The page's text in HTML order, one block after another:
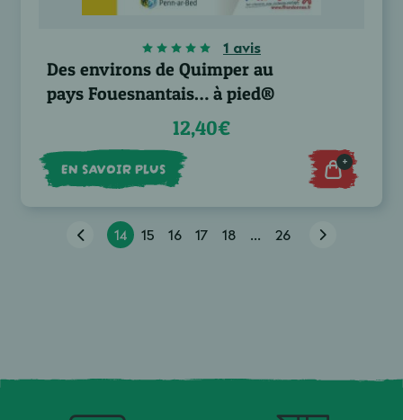
1 avis
Des environs de Quimper au
pays Fouesnantais… à pied®
12,40€
EN SAVOIR PLUS +
14 15 16 17 18 ... 26